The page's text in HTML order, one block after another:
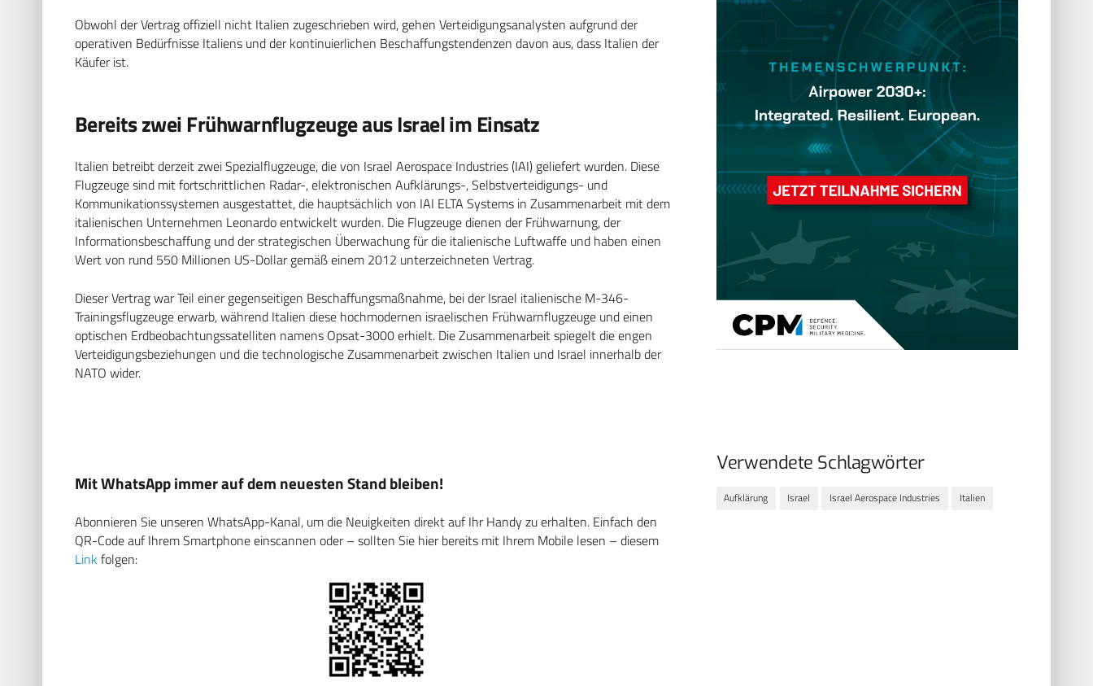
Obwohl der Vertrag offiziell nicht Italien zugeschrieben wird, gehen Verteidigungsanalysten aufgrund der
operativen Bedürfnisse Italiens und der kontinuierlichen Beschaffungstendenzen davon aus, dass Italien der
Käufer ist.
Bereits zwei Frühwarnflugzeuge aus Israel im Einsatz
Italien betreibt derzeit zwei Spezialflugzeuge, die von Israel Aerospace Industries (IAI) geliefert wurden. Diese
Flugzeuge sind mit fortschrittlichen Radar-, elektronischen Aufklärungs-, Selbstverteidigungs- und
Kommunikationssystemen ausgestattet, die hauptsächlich von IAI ELTA Systems in Zusammenarbeit mit dem
italienischen Unternehmen Leonardo entwickelt wurden. Die Flugzeuge dienen der Frühwarnung, der
Informationsbeschaffung und der strategischen Überwachung für die italienische Luftwaffe und haben einen
Wert von rund 550 Millionen US-Dollar gemäß einem 2012 unterzeichneten Vertrag.
Dieser Vertrag war Teil einer gegenseitigen Beschaffungsmaßnahme, bei der Israel italienische M-346-
Trainingsflugzeuge erwarb, während Italien diese hochmodernen israelischen Frühwarnflugzeuge und einen
optischen Erdbeobachtungssatelliten namens Opsat-3000 erhielt. Die Zusammenarbeit spiegelt die engen
Verteidigungsbeziehungen und die technologische Zusammenarbeit zwischen Italien und Israel innerhalb der
NATO wider.
Mit WhatsApp immer auf dem neuesten Stand bleiben!
Abonnieren Sie unseren WhatsApp-Kanal, um die Neuigkeiten direkt auf Ihr Handy zu erhalten. Einfach den
QR-Code auf Ihrem Smartphone einscannen oder – sollten Sie hier bereits mit Ihrem Mobile lesen – diesem
Link folgen:
Verwendete Schlagwörter
Aufklärung Israel Israel Aerospace Industries Italien